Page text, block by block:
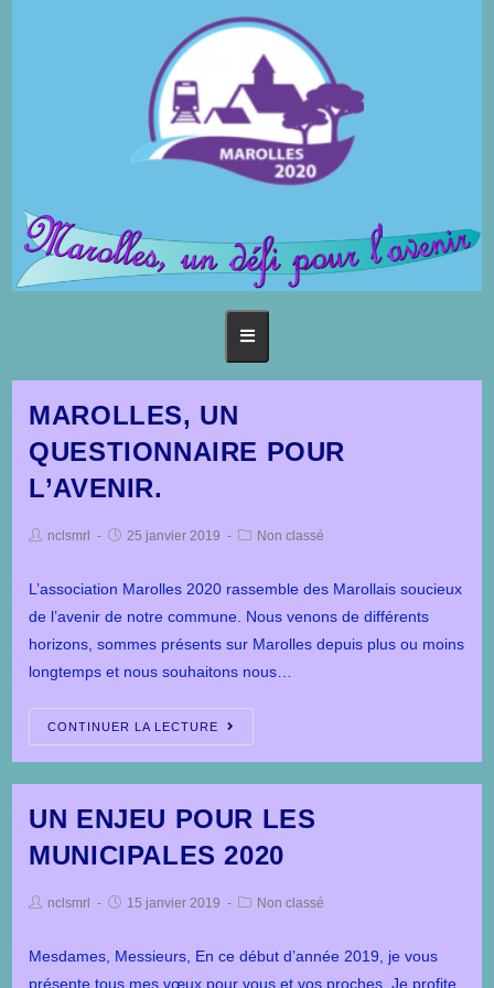
MAROLLES, UN
QUESTIONNAIRE POUR
L’AVENIR.
nclsmrl 25 janvier 2019 Non classé
L’association Marolles 2020 rassemble des Marollais soucieux
de l’avenir de notre commune. Nous venons de différents
horizons, sommes présents sur Marolles depuis plus ou moins
longtemps et nous souhaitons nous…
CONTINUER LA LECTURE
UN ENJEU POUR LES
MUNICIPALES 2020
nclsmrl 15 janvier 2019 Non classé
Mesdames, Messieurs, En ce début d’année 2019, je vous
présente tous mes vœux pour vous et vos proches. Je profite